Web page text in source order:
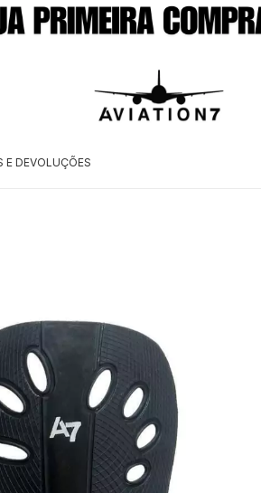
E DEVOLUÇÕES